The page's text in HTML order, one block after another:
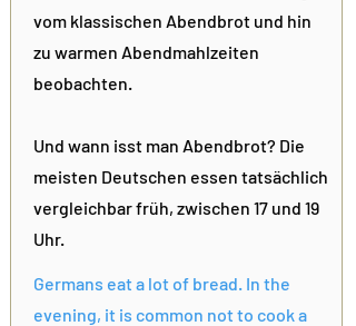
vom klassischen Abendbrot und hin
zu warmen Abendmahlzeiten
beobachten.
Und wann isst man Abendbrot? Die
meisten Deutschen essen tatsächlich
vergleichbar früh, zwischen 17 und 19
Uhr.
Germans eat a lot of bread. In the
evening, it is common not to cook a